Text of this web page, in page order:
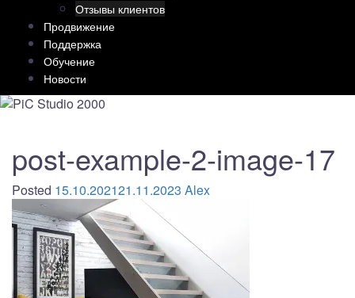
Отзывы клиентов
Продвижение
Поддержка
Обучение
Новости
post-example-2-image-17
Posted 15.10.202121.11.2023 Alex